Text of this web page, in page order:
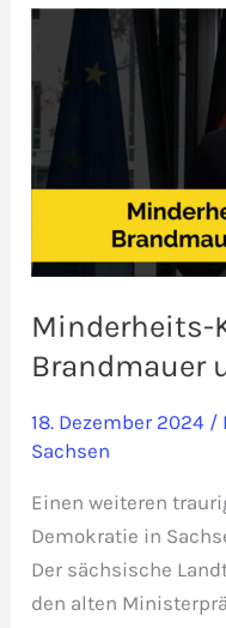
Minderheits-
Brandmauer
18. Dezember 2024 /
Sachsen
Einen weiteren
Demokratie in
Der sächsische
den alten